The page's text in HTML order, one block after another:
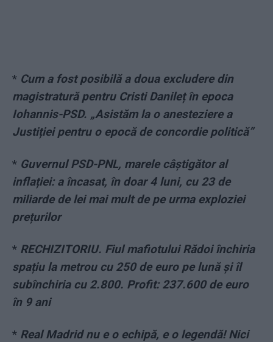
* Cum a fost posibilă a doua excludere din
magistratură pentru Cristi Danileț în epoca
Iohannis-PSD. „Asistăm la o anesteziere a
Justiției pentru o epocă de concordie politică”
* Guvernul PSD-PNL, marele câștigător al
inflației: a încasat, în doar 4 luni, cu 23 de
miliarde de lei mai mult de pe urma exploziei
prețurilor
* RECHIZITORIU. Fiul mafiotului Rădoi închiria
spațiu la metrou cu 250 de euro pe lună și îl
subînchiria cu 2.800. Profit: 237.600 de euro
în 9 ani
* Real Madrid nu e o echipă, e o legendă! Nici